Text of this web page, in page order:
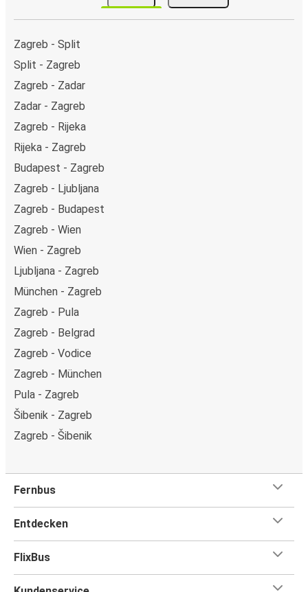
Zagreb - Split
Split - Zagreb
Zagreb - Zadar
Zadar - Zagreb
Zagreb - Rijeka
Rijeka - Zagreb
Budapest - Zagreb
Zagreb - Ljubljana
Zagreb - Budapest
Zagreb - Wien
Wien - Zagreb
Ljubljana - Zagreb
München - Zagreb
Zagreb - Pula
Zagreb - Belgrad
Zagreb - Vodice
Zagreb - München
Pula - Zagreb
Šibenik - Zagreb
Zagreb - Šibenik
Fernbus
Entdecken
FlixBus